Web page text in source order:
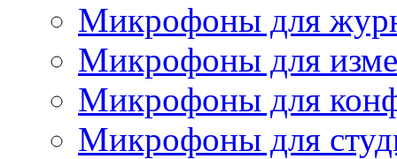
Микрофоны для
Микрофоны для
Микрофоны для
Микрофоны для